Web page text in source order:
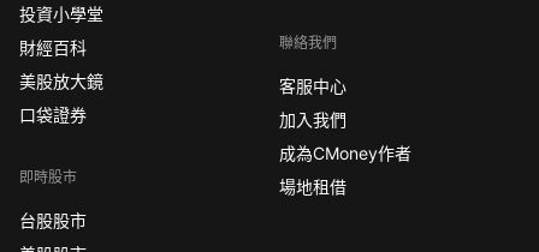
投資小學堂
財經百科
美股放大鏡
口袋證券
即時股市
台股股市
聯絡我們
客服中心
加入我們
成為CMoney作者
場地租借